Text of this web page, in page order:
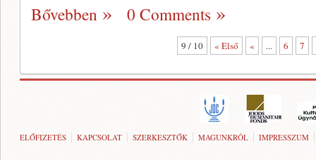
Bővebben 0 Comments
9 / 10 « Első « ... 6 7
ELŐFIZETÉS KAPCSOLAT SZERKESZTŐK MAGUNKRÓL IMPRESSZUM